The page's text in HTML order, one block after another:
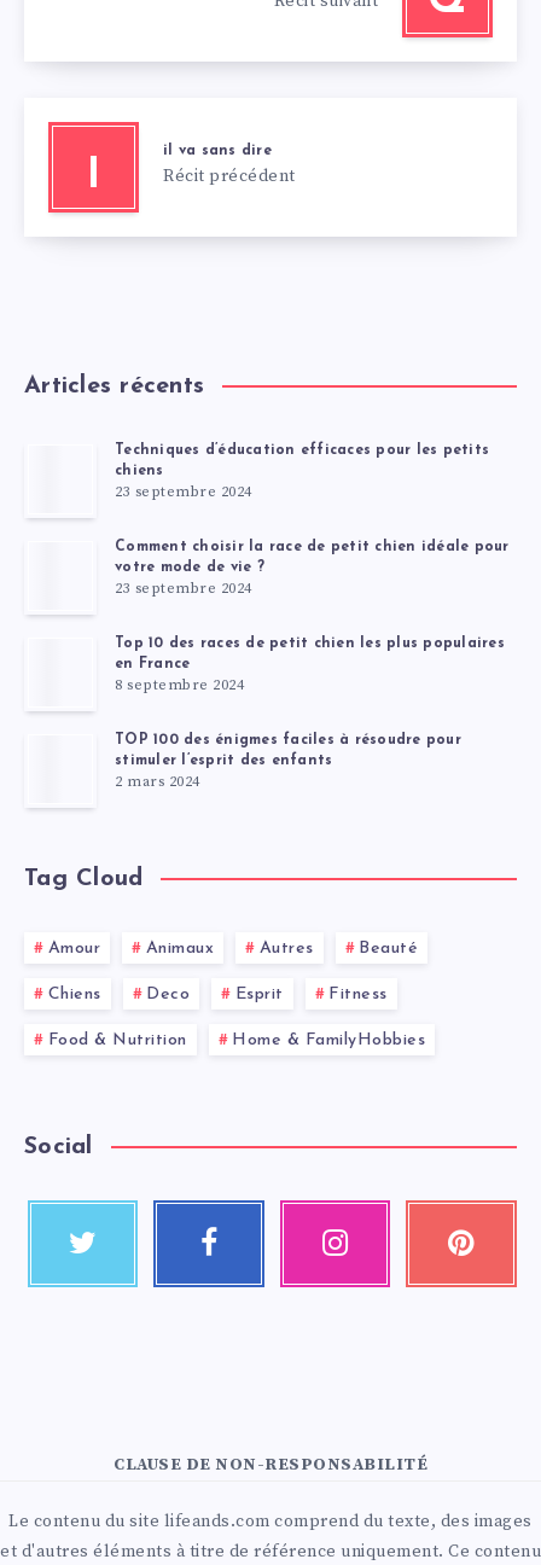
I
il va sans dire
Récit précédent
Articles récents
Techniques d’éducation efficaces pour les petits
chiens
23 septembre 2024
Comment choisir la race de petit chien idéale pour
votre mode de vie ?
23 septembre 2024
Top 10 des races de petit chien les plus populaires
en France
8 septembre 2024
TOP 100 des énigmes faciles à résoudre pour
stimuler l’esprit des enfants
2 mars 2024
Tag Cloud
Amour Animaux Autres Beauté
Chiens Deco Esprit Fitness
Food & Nutrition Home & FamilyHobbies
Social
CLAUSE DE NON-RESPONSABILITÉ
Le contenu du site lifeands.com comprend du texte, des images
et d'autres éléments à titre de référence uniquement. Ce contenu